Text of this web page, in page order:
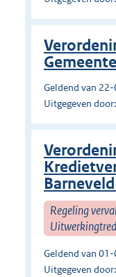
Geldend van
Uitgegeven
Regeling
Geldend van
Uitgegeven